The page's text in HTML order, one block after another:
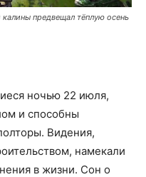
предвещал тёплую осень
ночью 22 июля,
и способны
Видения,
намекали
в жизни. Сон о